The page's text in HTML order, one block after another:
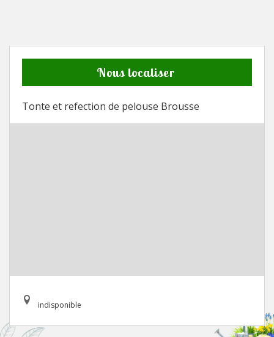
Nous localiser
Tonte et refection de pelouse Brousse
indisponible